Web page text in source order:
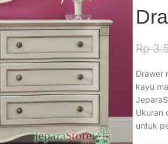
Rp
Drawer
kayu
Ukuran
untuk